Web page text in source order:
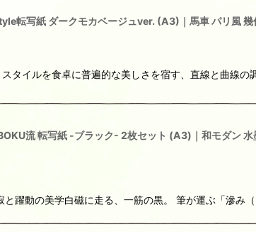
転写紙 ダークモカベージュver. (A3)｜馬車 パリ風 幾
タイルを食卓に普遍的な美しさを宿す、直線と曲線
流 転写紙 -ブラック- 2枚セット (A3)｜和モダン
と躍動の美学白磁に走る、一筋の黒。 筆が運ぶ「滲み